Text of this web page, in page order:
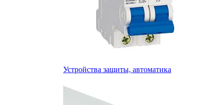
Устройства защиты, автоматика